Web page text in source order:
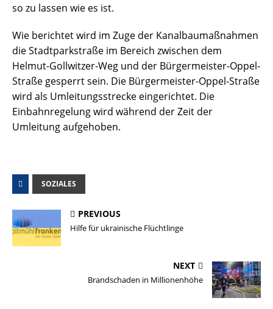
so zu lassen wie es ist.
Wie berichtet wird im Zuge der Kanalbaumaßnahmen
die Stadtparkstraße im Bereich zwischen dem
Helmut-Gollwitzer-Weg und der Bürgermeister-Oppel-
Straße gesperrt sein. Die Bürgermeister-Oppel-Straße
wird als Umleitungsstrecke eingerichtet. Die
Einbahnregelung wird während der Zeit der
Umleitung aufgehoben.
SOZIALES
PREVIOUS
Hilfe für ukrainische Flüchtlinge
NEXT
Brandschaden in Millionenhöhe